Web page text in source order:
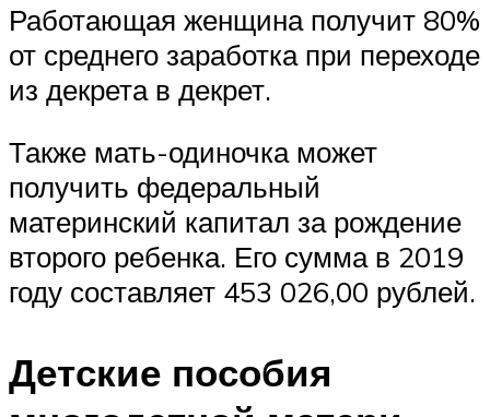
Работающая женщина получит 80%
от среднего заработка при переходе
из декрета в декрет.
Также мать-одиночка может
получить федеральный
материнский капитал за рождение
второго ребенка. Его сумма в 2019
году составляет 453 026,00 рублей.
Детские пособия